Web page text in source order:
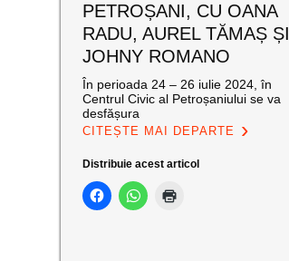
PETROȘANI, CU OANA
RADU, AUREL TĂMAȘ ȘI
JOHNY ROMANO
În perioada 24 – 26 iulie 2024, în
Centrul Civic al Petroșaniului se va
desfășura
CITEȘTE MAI DEPARTE
Distribuie acest articol